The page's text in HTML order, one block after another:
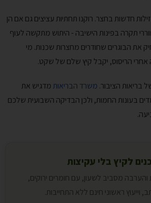
חדשות בחצר. רוקנו תחתיות עציצים גם אם הן
תקרה בפינות הישיבה - היתוש מתקשה לעוף
את הבוגרים שחודרים מחצרות שכנות. מי
הריסוס, יקבל קיץ שלם של שקט.
בריאות הציבור. משרד הבריאותמדגיש את
בעונות החמות, ולכן הבדיקה השבועית שלכם
לקיץ בלי עקיצות
והערבה מסביב לשעון, עם חומרים ירוקים,
וייעוץ ראשוני חינם ללא התחייבות.